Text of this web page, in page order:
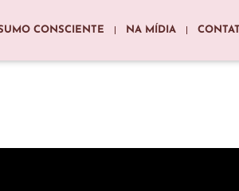
CONSCIENTE NA MÍDIA